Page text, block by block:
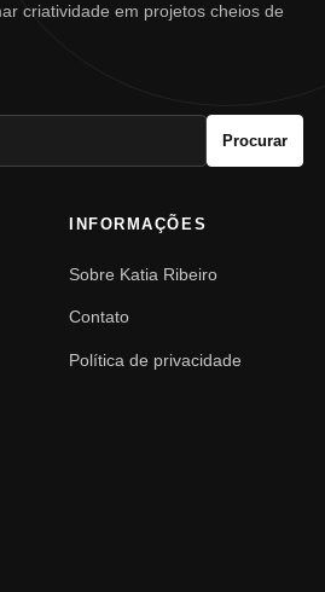
criatividade em projetos cheios de
Procurar
INFORMAÇÕES
Sobre Katia Ribeiro
Contato
Política de privacidade